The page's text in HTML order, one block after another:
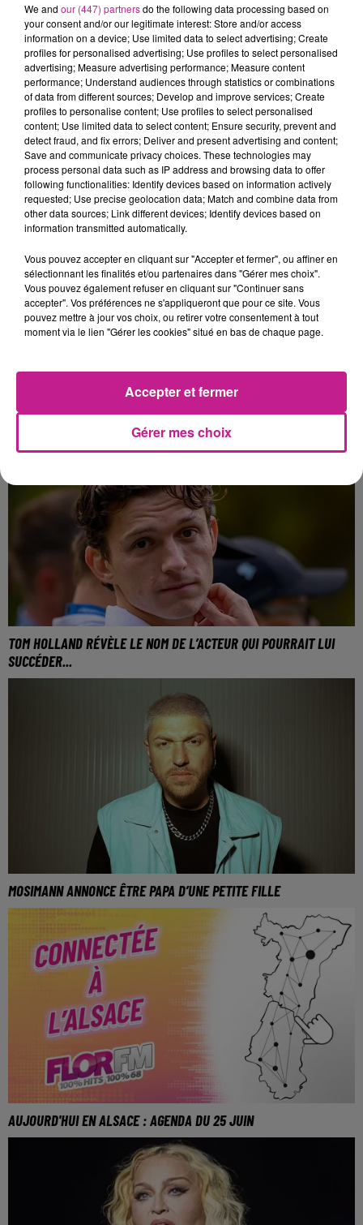
L'INFLUENCE IMPRESSIONNANTE DE KIM KARDASHIAN ET LEWIS
HAMILTON
AUJOURD'HUI EN ALSACE : AGENDA DU 26 JUIN
TOM HOLLAND RÉVÈLE LE NOM DE L’ACTEUR QUI POURRAIT LUI
SUCCÉDER...
MOSIMANN ANNONCE ÊTRE PAPA D’UNE PETITE FILLE
AUJOURD'HUI EN ALSACE : AGENDA DU 25 JUIN
We and our (447) partnersdo the following data processing based on
your consent and/or our legitimate interest: Store and/or access
information on a device; Use limited data to select advertising; Create
profiles for personalised advertising; Use profiles to select personalised
advertising; Measure advertising performance; Measure content
performance; Understand audiences through statistics or combinations
of data from different sources; Develop and improve services; Create
profiles to personalise content; Use profiles to select personalised
content; Use limited data to select content; Ensure security, prevent and
detect fraud, and fix errors; Deliver and present advertising and content;
Save and communicate privacy choices. These technologies may
process personal data such as IP address and browsing data to offer
following functionalities: Identify devices based on information actively
requested; Use precise geolocation data; Match and combine data from
other data sources; Link different devices; Identify devices based on
information transmitted automatically.
Vous pouvez accepter en cliquant sur "Accepter et fermer", ou affiner en
sélectionnant les finalités et/ou partenaires dans "Gérer mes choix".
Vous pouvez également refuser en cliquant sur "Continuer sans
accepter". Vos préférences ne s'appliqueront que pour ce site. Vous
pouvez mettre à jour vos choix, ou retirer votre consentement à tout
moment via le lien "Gérer les cookies" situé en bas de chaque page.
Gérer mes choix
Accepter et fermer